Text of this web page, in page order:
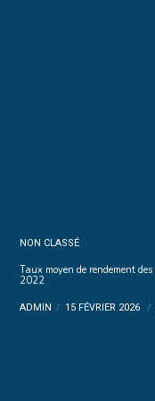
NON CLASSÉ
Taux moyen de rendement
2022
ADMIN 15 FÉVRIER 2026